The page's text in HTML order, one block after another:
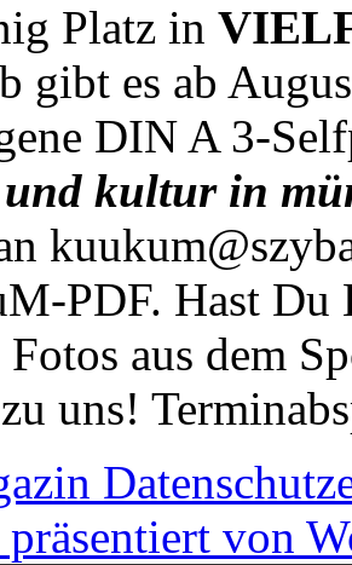
Platz in
gibt es ab
DIN A 3-
kultur in
PDF. Hast Du
aus dem
uns!
von